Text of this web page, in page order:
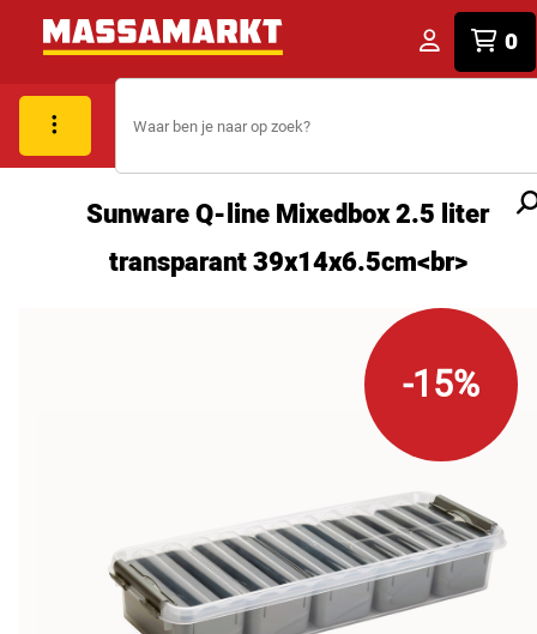
0
Sunware Q-line Mixedbox 2.5 liter
transparant 39x14x6.5cm<br>
-15%